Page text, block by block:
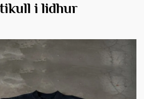
i lidhur